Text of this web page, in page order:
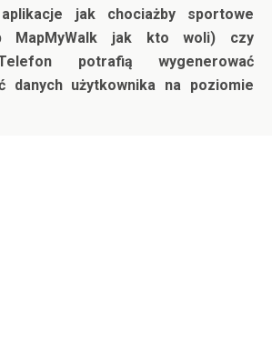
jak chociażby sportowe
MapMyWalk jak kto woli) czy
potrafią wygenerować
danych użytkownika na poziomie